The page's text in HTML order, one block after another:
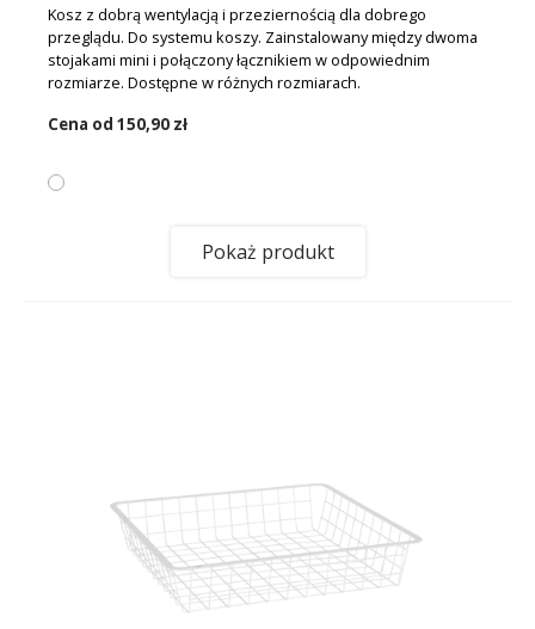
Kosz z dobrą wentylacją i przeziernością dla dobrego
przeglądu. Do systemu koszy. Zainstalowany między dwoma
stojakami mini i połączony łącznikiem w odpowiednim
rozmiarze. Dostępne w różnych rozmiarach.
Cena od 150,90 zł
Pokaż produkt